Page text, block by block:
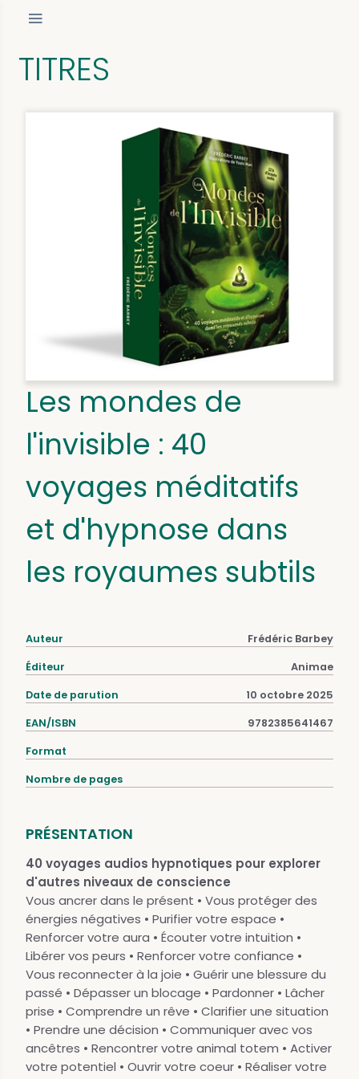
TITRES
Les mondes de
l'invisible : 40
voyages méditatifs
et d'hypnose dans
les royaumes subtils
Auteur Frédéric Barbey
Éditeur Animae
Date de parution 10 octobre 2025
EAN/ISBN 9782385641467
Format
Nombre de pages
PRÉSENTATION
40 voyages audios hypnotiques pour explorer
d'autres niveaux de conscience
Vous ancrer dans le présent • Vous protéger des
énergies négatives • Purifier votre espace •
Renforcer votre aura • Écouter votre intuition •
Libérer vos peurs • Renforcer votre confiance •
Vous reconnecter à la joie • Guérir une blessure du
passé • Dépasser un blocage • Pardonner • Lâcher
prise • Comprendre un rêve • Clarifier une situation
• Prendre une décision • Communiquer avec vos
ancêtres • Rencontrer votre animal totem • Activer
votre potentiel • Ouvrir votre coeur • Réaliser votre